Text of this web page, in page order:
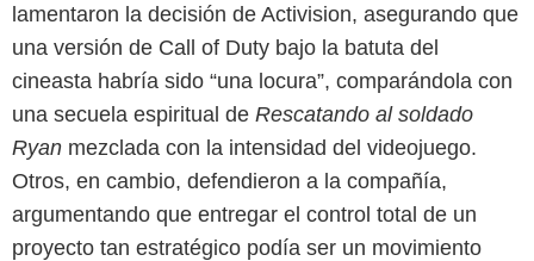
lamentaron la decisión de Activision, asegurando que
una versión de Call of Duty bajo la batuta del
cineasta habría sido “una locura”, comparándola con
una secuela espiritual de Rescatando al soldado
Ryan mezclada con la intensidad del videojuego.
Otros, en cambio, defendieron a la compañía,
argumentando que entregar el control total de un
proyecto tan estratégico podía ser un movimiento
IMDb